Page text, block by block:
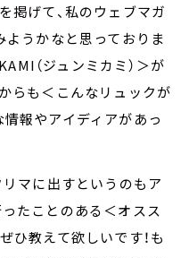
掲げて、私のウェブマガ
ようかなと思っておりま
（ジュンミカミ）＞が
らも＜こんなリュックが
報やアイディアがあっ
リマに出すというのもア
たことのある＜オスス
ひ教えて欲しいです！も